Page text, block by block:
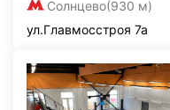
Солнцево(930 м)
ул.Главмосстроя 7а